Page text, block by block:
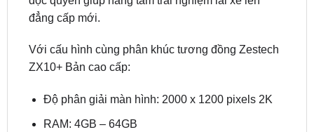
Với cấu hình cùng phân khúc tương đồng Zestech
Độ phân giải màn hình: 2000 x 1200 pixels 2K
32107 27 kênh EQ âm thanh vòm 5.1